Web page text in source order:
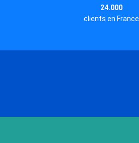
24.000
clients en France